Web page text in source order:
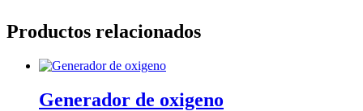
Productos relacionados
Generador de oxigeno